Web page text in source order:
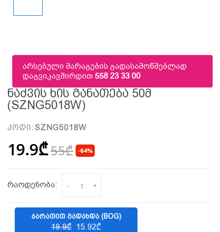
არსებული მარაგების გადასამოწმებლად
დაგვიკავშირდით558 23 33 00
Ნაძვის Ხის Განათება 50მ
(SZNG5018W)
კოდი: SZNG5018W
19.9₾55₾ -64%
რაოდენობა: - +
ᲑᲐᲠᲐᲗᲘᲗ ᲒᲐᲓᲐᲮᲓᲐ (BOG)
19.9₾ 15.92₾